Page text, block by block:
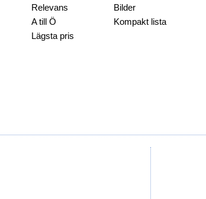
Relevans
A till Ö
Lägsta pris
Bilder
Kompakt lista